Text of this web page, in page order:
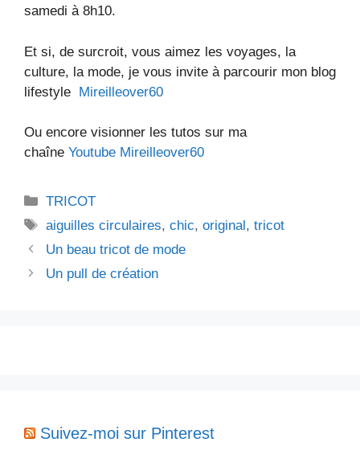
samedi à 8h10.
Et si, de surcroit, vous aimez les voyages, la
culture, la mode, je vous invite à parcourir mon blog
lifestyle Mireilleover60
Ou encore visionner les tutos sur ma
chaîne Youtube Mireilleover60
Catégories
TRICOT
Étiquettes
aiguilles circulaires,chic,original,tricot
Un beau tricot de mode
Un pull de création
Suivez-moi sur Pinterest